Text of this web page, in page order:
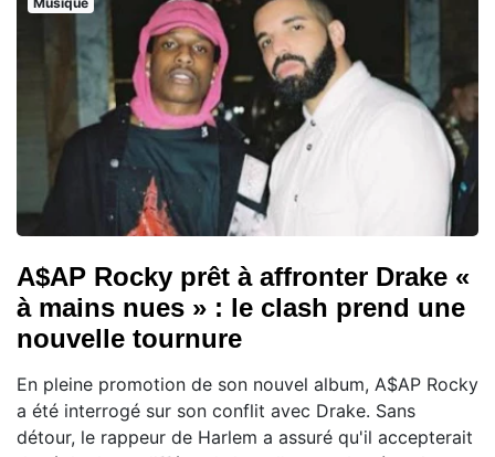
A$AP Rocky prêt à affronter Drake «
à mains nues » : le clash prend une
nouvelle tournure
En pleine promotion de son nouvel album, A$AP Rocky
a été interrogé sur son conflit avec Drake. Sans
détour, le rappeur de Harlem a assuré qu'il accepterait